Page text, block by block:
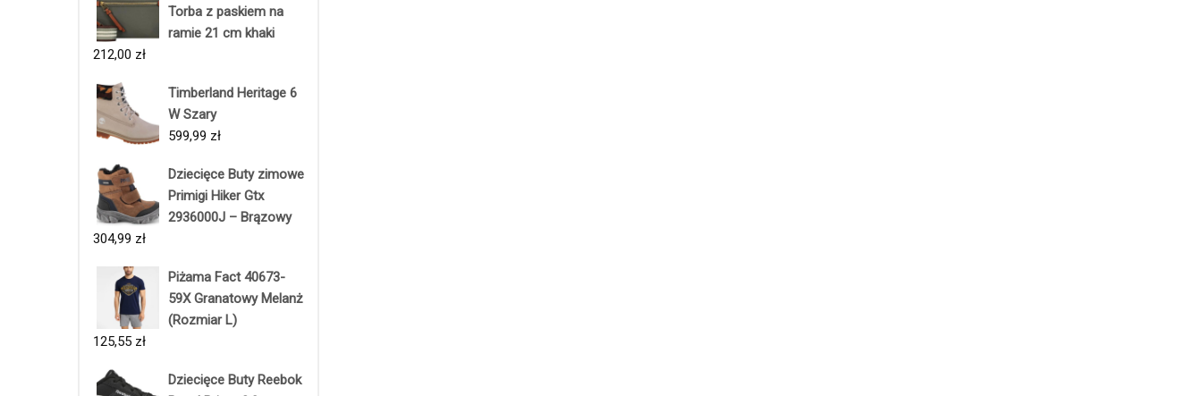
Torba z paskiem na
ramie 21 cm khaki
212,00 zł
Timberland Heritage 6
W Szary
599,99 zł
Dziecięce Buty zimowe
Primigi Hiker Gtx
2936000J – Brązowy
304,99 zł
Piżama Fact 40673-
59X Granatowy Melanż
(Rozmiar L)
125,55 zł
Dziecięce Buty Reebok